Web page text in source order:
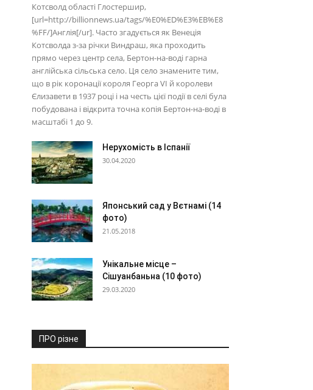
Котсволд області Глостершир,
[url=http://billionnews.ua/tags/%E0%ED%E3%EB%E8
%FF/]Англія[/ur]. Часто згадується як Венеція
Котсволда з-за річки Виндраш, яка проходить
прямо через центр села, Бертон-на-воді гарна
англійська сільська село. Ця село знамените тим,
що в рік коронації короля Георга VI й королеви
Єлизавети в 1937 році і на честь цієї події в селі була
побудована і відкрита точна копія Бертон-на-воді в
масштабі 1 до 9.
Нерухомість в Іспанії
30.04.2020
Японський сад у Вєтнамі (14
фото)
21.05.2018
Унікальне місце –
Сішуанбаньна (10 фото)
29.03.2020
ПРО різне